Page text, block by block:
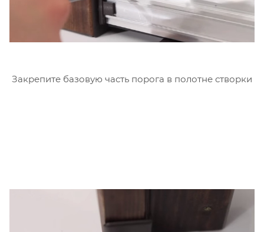
Закрепите базовую часть порога в полотне створки